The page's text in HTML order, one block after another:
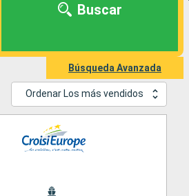
Buscar
Búsqueda Avanzada
Ordenar Los más vendidos